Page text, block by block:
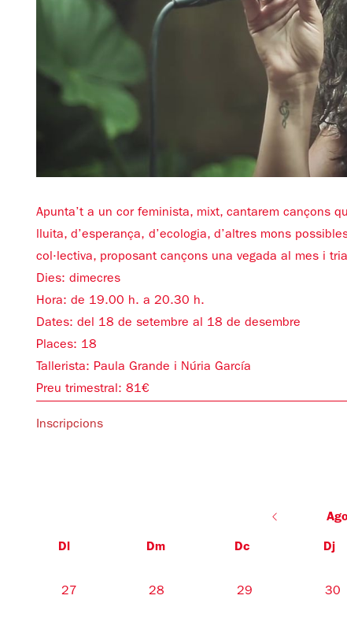
Apunta’t a un cor feminista, mixt, cantarem cançons
lluita, d’esperança, d’ecologia, d’altres mons
col·lectiva, proposant cançons una vegada al mes i
Dies: dimecres
Hora: de 19.00 h. a 20.30 h.
Dates: del 18 de setembre al 18 de desembre
Places: 18
Tallerista: Paula Grande i Núria García
Preu trimestral: 81€
Inscripcions
Dl Dm Dc Dj
No hi ha cap activitat aquest mes
27 28 29 30